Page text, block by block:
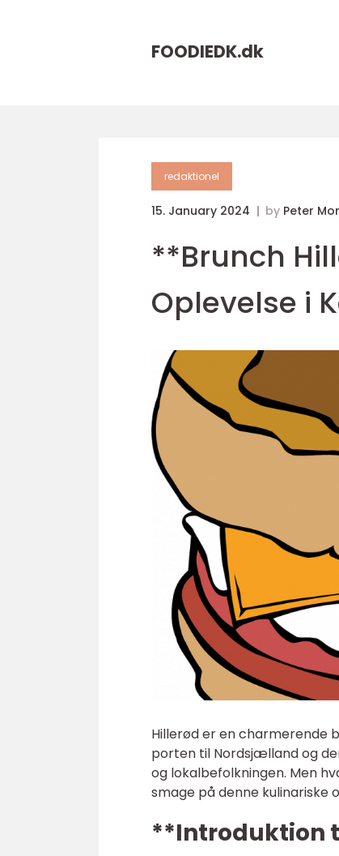
FOODIEDK.dk
redaktionel
15. January 2024 by Peter
**Brunch
Oplevelse i
Hillerød er en charmerende
porten til Nordsjælland og
og lokalbefolkningen. Men
smage på denne kulinariske
**Introduktion